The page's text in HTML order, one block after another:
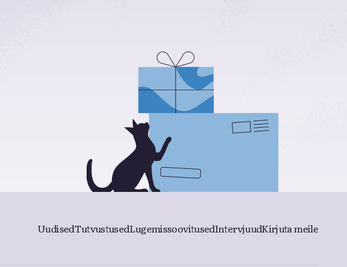
UudisedTutvustusedLugemissoovitusedIntervjuudKirjuta meile